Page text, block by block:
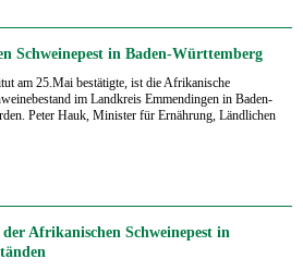
Schweinepest in Baden-Württemberg
am 25.Mai bestätigte, ist die Afrikanische
im Landkreis Emmendingen in Baden-
Peter Hauk, Minister für Ernährung, Ländlichen
Afrikanischen Schweinepest in